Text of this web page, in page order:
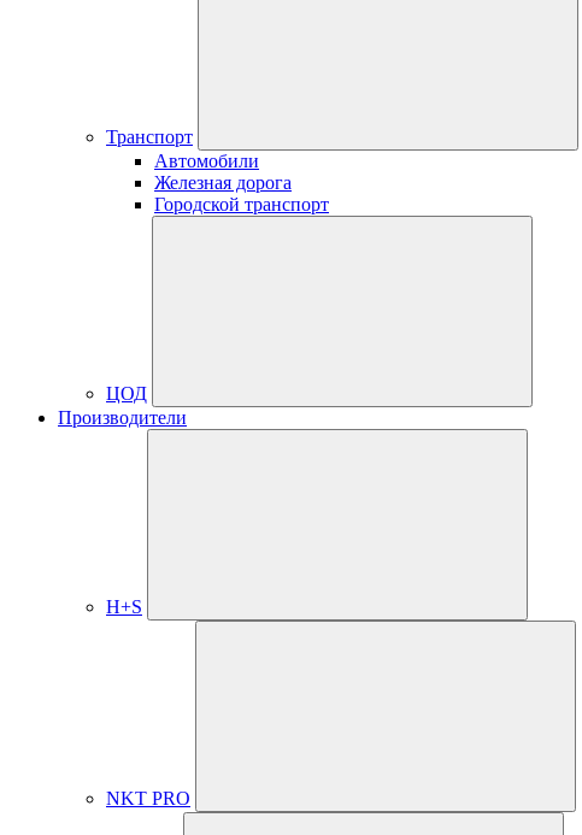
Транспорт
Автомобили
Железная дорога
Городской транспорт
ЦОД
Производители
H+S
NKT PRO